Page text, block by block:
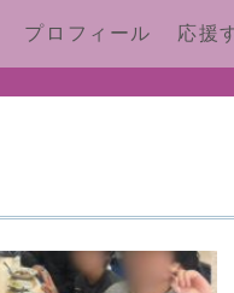
プロフィール 応援